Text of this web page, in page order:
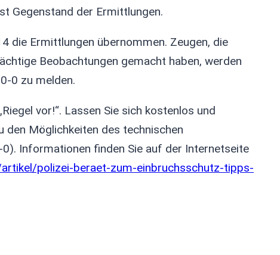
Gegenstand der Ermittlungen.
die Ermittlungen übernommen. Zeugen, die
Beobachtungen gemacht haben, werden
0 zu melden.
vor!“. Lassen Sie sich kostenlos und
den Möglichkeiten des technischen
Informationen finden Sie auf der Internetseite
polizei-beraet-zum-einbruchsschutz-tipps-